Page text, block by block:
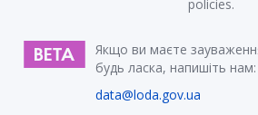
policies.
Якщо ви маєте
будь ласка, напишіть нам:
data@loda.gov.ua